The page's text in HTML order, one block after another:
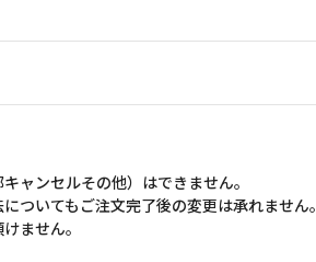
ャンセルその他）はできません。
ついてもご注文完了後の変更は承れません。
ません。